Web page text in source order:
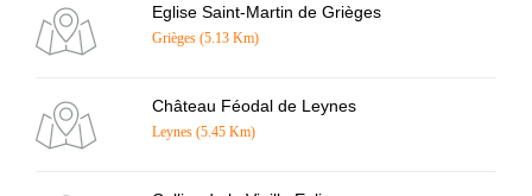
Eglise Saint-Martin de Grièges
Grièges (5.13 Km)
Château Féodal de Leynes
Leynes (5.45 Km)